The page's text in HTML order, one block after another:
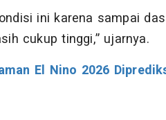
ini karena sampai
cukup tinggi,” ujarnya.
El Nino 2026